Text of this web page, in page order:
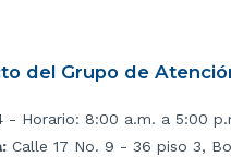
del Grupo de
- Horario: 8:00 a.m. a 5:00
Calle 17 No. 9 - 36 piso 3,